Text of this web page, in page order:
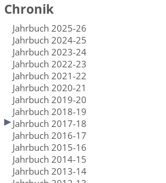
Chronik
Jahrbuch 2025-26
Jahrbuch 2024-25
Jahrbuch 2023-24
Jahrbuch 2022-23
Jahrbuch 2021-22
Jahrbuch 2020-21
Jahrbuch 2019-20
Jahrbuch 2018-19
Jahrbuch 2017-18
Jahrbuch 2016-17
Jahrbuch 2015-16
Jahrbuch 2014-15
Jahrbuch 2013-14